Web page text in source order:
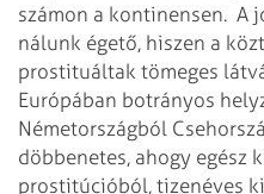
számon a kontinensen. A
nálunk égető, hiszen a
prostituáltak tömeges
Európában botrányos
Németországból
döbbenetes, ahogy egész
prostitúcióból, tizenéves